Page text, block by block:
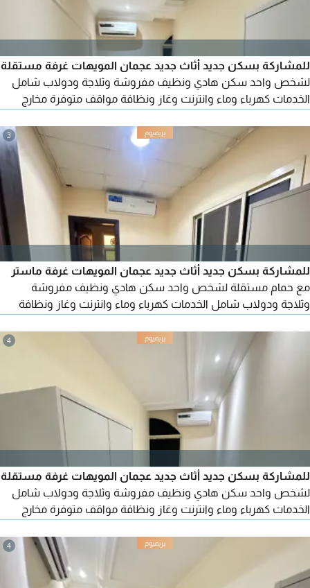
للمشاركة بسكن جديد أثاث جديد عجمان المويهات غرفة مستقلة
لشخص واحد سكن هادي ونظيف مفروشة وثلاجة ودولاب شامل
الخدمات كهرباء وماء وانترنت وغاز ونظافة مواقف متوفرة مخارج
3
للمشاركة بسكن جديد أثاث جديد عجمان المويهات غرفة ماستر
مع حمام مستقلة لشخص واحد سكن هادي ونظيف مفروشة
وثلاجة ودولاب شامل الخدمات كهرباء وماء وانترنت وغاز ونظافة
4
للمشاركة بسكن جديد أثاث جديد عجمان المويهات غرفة مستقلة
لشخص واحد سكن هادي ونظيف مفروشة وثلاجة ودولاب شامل
الخدمات كهرباء وماء وانترنت وغاز ونظافة مواقف متوفرة مخارج
4